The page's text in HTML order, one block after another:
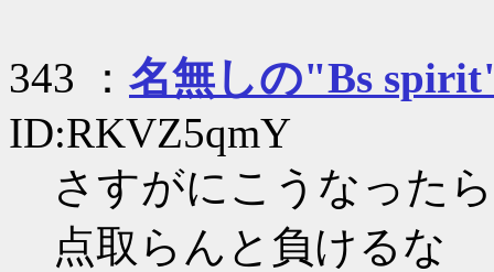
343 ： 名無しの"Bs
ID:RKVZ5qmY
さすがにこうなったら
点取らんと負けるな